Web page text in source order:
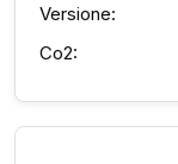
Versione:
Co2: